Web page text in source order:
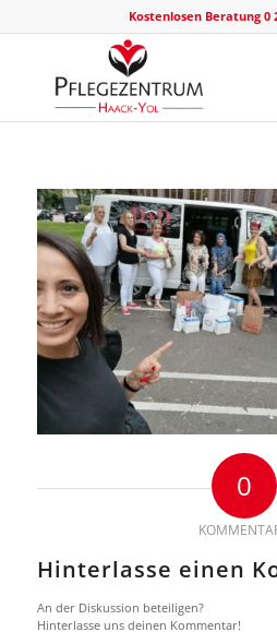
Kostenlosen Beratung 0
0
Hinterlasse einen
An der Diskussion beteiligen?
Hinterlasse uns deinen Kommentar!